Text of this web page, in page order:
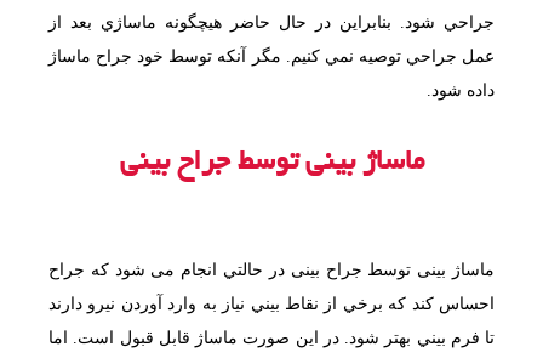
جراحي شود. بنابراين در حال حاضر هيچگونه ماساژي بعد از
عمل جراحي توصيه نمي كنيم. مگر آنكه توسط خود جراح ماساژ
داده شود.
ماساژ بینی توسط جراح بینی
ماساژ بینی توسط جراح بینی در حالتي انجام می شود كه جراح
احساس كند كه برخي از نقاط بيني نياز به وارد آوردن نيرو دارند
تا فرم بيني بهتر شود. در اين صورت ماساژ قابل قبول است. اما